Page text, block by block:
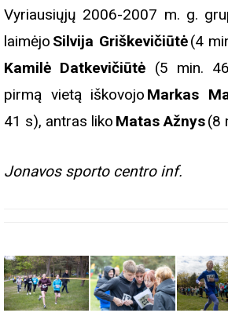
Vyriausiųjų 2006-2007 m. g.
laimėjo Silvija Griškevičiūtė(4
Kamilė Datkevičiūtė (5 min.
pirmą vietą iškovojo Markas
41 s), antras liko Matas Ažnys(8
Jonavos sporto centro inf.